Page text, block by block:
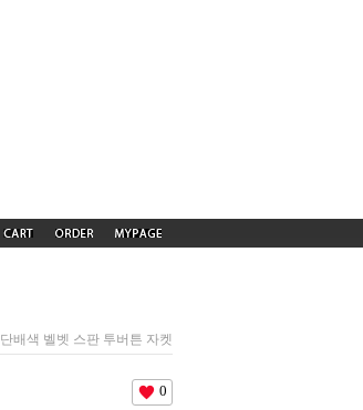
배색 벨벳 스판 투버튼 자켓
0